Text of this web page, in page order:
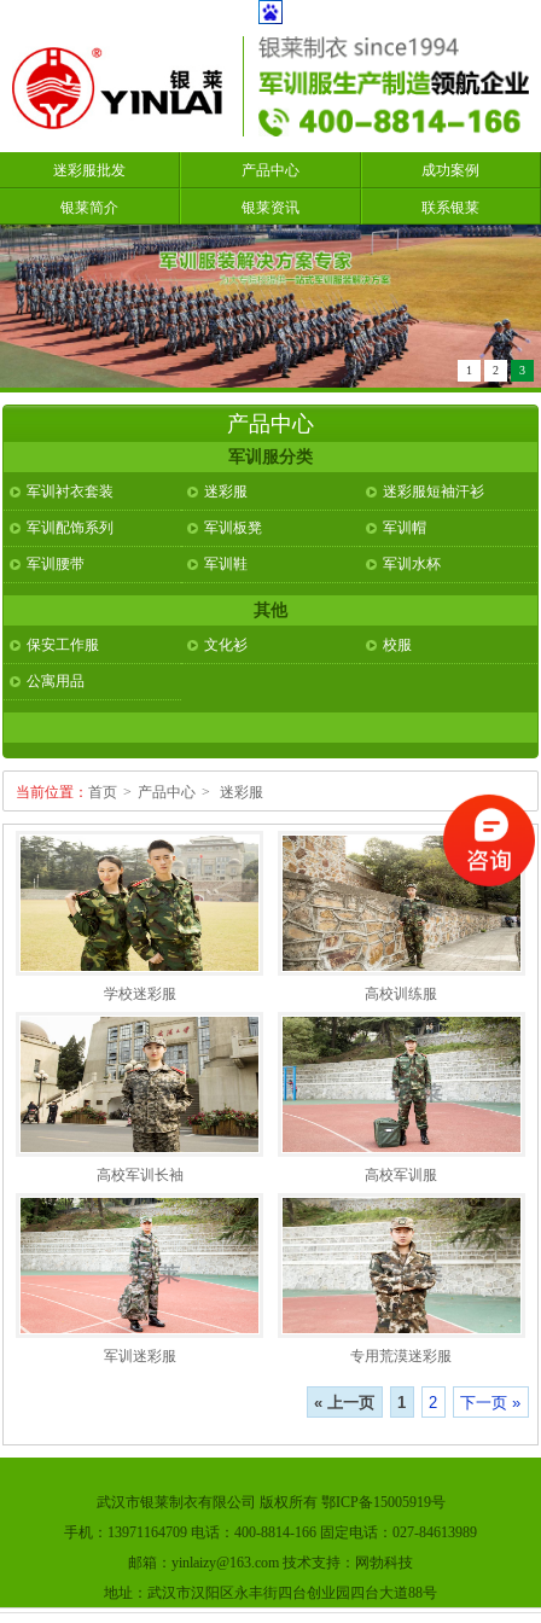
迷彩服批发 产品中心 成功案例
银莱简介 银莱资讯 联系银莱
1 2 3
产品中心
军训服分类
军训衬衣套装 迷彩服 迷彩服短袖汗衫
军训配饰系列 军训板凳 军训帽
军训腰带 军训鞋 军训水杯
其他
保安工作服 文化衫 校服
公寓用品
当前位置：首页 > 产品中心 > 迷彩服
学校迷彩服 高校训练服
高校军训长袖 高校军训服
军训迷彩服 专用荒漠迷彩服
« 上一页 1 2 下一页 »
武汉市银莱制衣有限公司 版权所有 鄂ICP备15005919号
手机：13971164709 电话：400-8814-166 固定电话：027-84613989
邮箱：yinlaizy@163.com 技术支持：网勃科技
地址：武汉市汉阳区永丰街四台创业园四台大道88号